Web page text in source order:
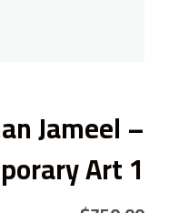
Jameel –
Art 1